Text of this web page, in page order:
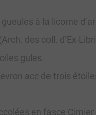
à la licorne
des coll. d’Ex-
gules.
acc de trois
en fasce